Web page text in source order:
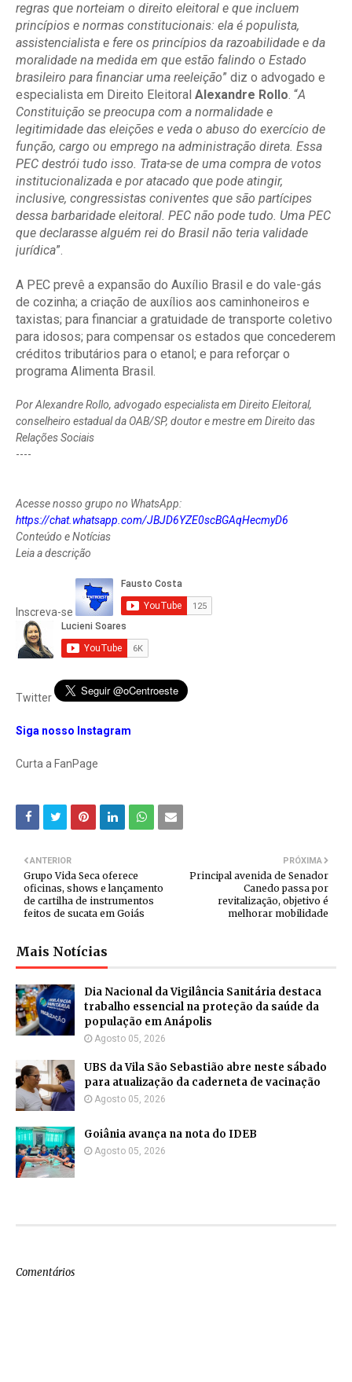
regras que norteiam o direito eleitoral e que incluem
princípios e normas constitucionais: ela é populista,
assistencialista e fere os princípios da razoabilidade e da
moralidade na medida em que estão falindo o Estado
brasileiro para financiar uma reeleição” diz o advogado e
especialista em Direito Eleitoral Alexandre Rollo. “A
Constituição se preocupa com a normalidade e
legitimidade das eleições e veda o abuso do exercício de
função, cargo ou emprego na administração direta. Essa
PEC destrói tudo isso. Trata-se de uma compra de votos
institucionalizada e por atacado que pode atingir,
inclusive, congressistas coniventes que são partícipes
dessa barbaridade eleitoral. PEC não pode tudo. Uma PEC
que declarasse alguém rei do Brasil não teria validade
jurídica”.
A PEC prevê a expansão do Auxílio Brasil e do vale-gás
de cozinha; a criação de auxílios aos caminhoneiros e
taxistas; para financiar a gratuidade de transporte coletivo
para idosos; para compensar os estados que concederem
créditos tributários para o etanol; e para reforçar o
programa Alimenta Brasil.
Por Alexandre Rollo, advogado especialista em Direito Eleitoral,
conselheiro estadual da OAB/SP, doutor e mestre em Direito das
Relações Sociais
----
Acesse nosso grupo no WhatsApp:
https://chat.whatsapp.com/JBJD6YZE0scBGAqHecmyD6
Conteúdo e Notícias
Leia a descrição
Inscreva-se
Twitter
Siga nosso Instagram
Curta a FanPage
PRÓXIMA
Principal avenida de Senador
Canedo passa por
revitalização, objetivo é
melhorar mobilidade
ANTERIOR
Grupo Vida Seca oferece
oficinas, shows e lançamento
de cartilha de instrumentos
feitos de sucata em Goiás
Mais Notícias
Dia Nacional da Vigilância Sanitária destaca
trabalho essencial na proteção da saúde da
população em Anápolis
Agosto 05, 2026
UBS da Vila São Sebastião abre neste sábado
para atualização da caderneta de vacinação
Agosto 05, 2026
Goiânia avança na nota do IDEB
Agosto 05, 2026
Comentários